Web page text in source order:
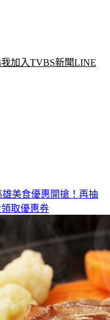
加入TVBS新聞LINE
雄美食優惠開搶！再抽
領取優惠券